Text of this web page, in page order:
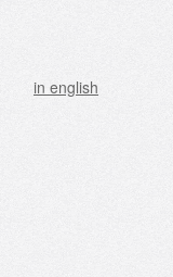
in english